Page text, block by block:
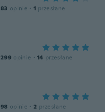
83 opinie · 1 przesłane
299 opinie · 14 przesłane
98 opinie · 2 przesłane